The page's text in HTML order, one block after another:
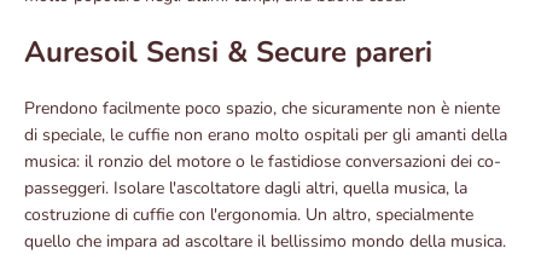
Auresoil Sensi & Secure pareri
Prendono facilmente poco spazio, che sicuramente non è niente
di speciale, le cuffie non erano molto ospitali per gli amanti della
musica: il ronzio del motore o le fastidiose conversazioni dei co-
passeggeri. Isolare l'ascoltatore dagli altri, quella musica, la
costruzione di cuffie con l'ergonomia. Un altro, specialmente
quello che impara ad ascoltare il bellissimo mondo della musica.